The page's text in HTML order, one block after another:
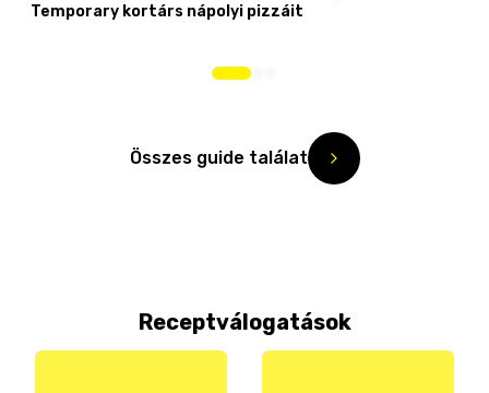
Temporary kortárs nápolyi pizzáit
Összes guide találat
Receptválogatások